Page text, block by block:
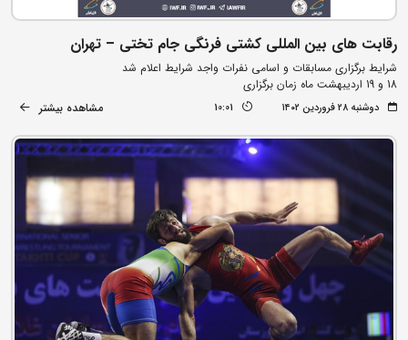
رقابت های بین المللی کشتی فرنگی جام تختی – تهران
شرایط برگزاری مسابقات و اسامی نفرات واجد شرایط اعلام شد
18 و 19 اردیبهشت ماه زمان برگزاری
دوشنبه ۲۸ فروردین ۱۴۰۲ 10:01 مشاهده بیشتر